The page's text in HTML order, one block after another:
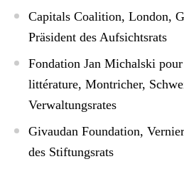
Capitals Coalition, London,
Präsident des Aufsichtsrats
Fondation Jan Michalski
littérature, Montricher,
Verwaltungsrates
Givaudan Foundation,
des Stiftungsrats